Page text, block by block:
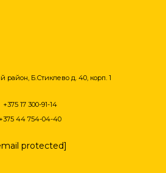
район, Б.Стиклево д. 40, корп. 1
+375 17 300-91-14
+375 44 754-04-40
protected]